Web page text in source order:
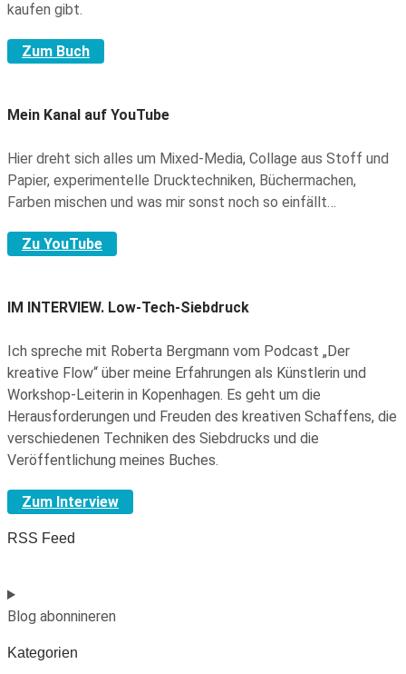
kaufen gibt.
Zum Buch
Mein Kanal auf YouTube
Hier dreht sich alles um Mixed-Media, Collage aus Stoff und
Papier, experimentelle Drucktechniken, Büchermachen,
Farben mischen und was mir sonst noch so einfällt…
Zu YouTube
IM INTERVIEW. Low-Tech-Siebdruck
Ich spreche mit Roberta Bergmann vom Podcast „Der
kreative Flow“ über meine Erfahrungen als Künstlerin und
Workshop-Leiterin in Kopenhagen. Es geht um die
Herausforderungen und Freuden des kreativen Schaffens, die
verschiedenen Techniken des Siebdrucks und die
Veröffentlichung meines Buches.
Zum Interview
RSS Feed
Blog abonnineren
Kategorien